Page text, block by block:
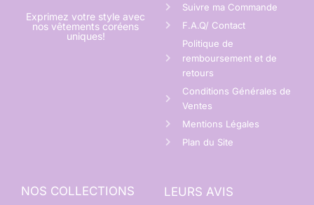
Exprimez votre style avec
nos vêtements coréens
uniques!
Suivre ma Commande
F.A.Q/ Contact
Politique de
remboursement et de
retours
Conditions Générales de
Ventes
Mentions Légales
Plan du Site
NOS COLLECTIONS LEURS AVIS